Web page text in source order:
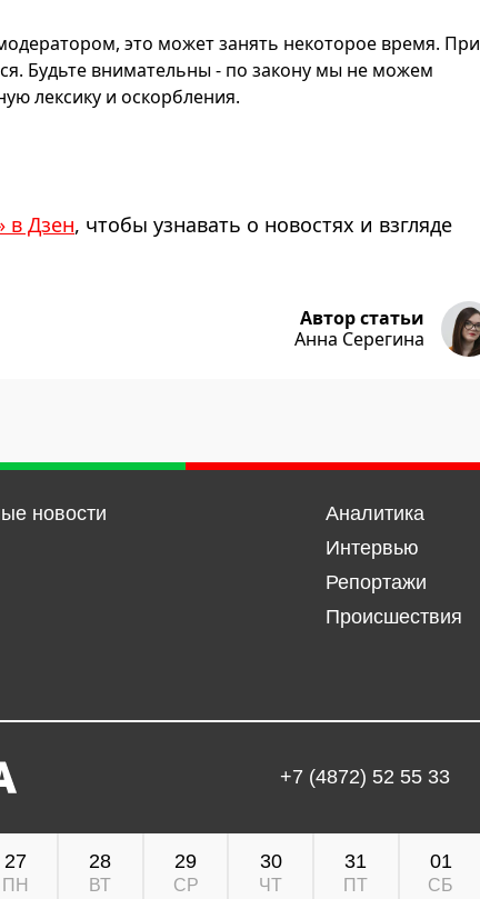
это может занять некоторое время. При
Будьте внимательны - по закону мы не можем
лексику и оскорбления.
в Дзен, чтобы узнавать о новостях и взгляде
Автор статьи
Анна Серегина
новости
Аналитика
Интервью
Репортажи
Происшествия
+7 (4872) 52 55 33
27
ПН
28
ВТ
29
СР
30
ЧТ
31
ПТ
01
СБ